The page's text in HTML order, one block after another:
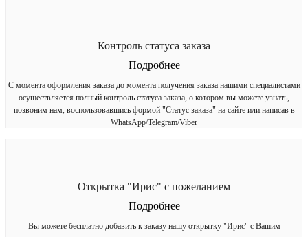
Контроль статуса заказа
Подробнее
С момента оформления заказа до момента получения заказа нашими специалистами
осуществляется полный контроль статуса заказа, о котором вы можете узнать,
позвоним нам, воспользовавшись формой "Статус заказа" на сайте или написав в
WhatsApp/Telegram/Viber
Открытка "Ирис" с пожеланием
Подробнее
Вы можете бесплатно добавить к заказу нашу открытку "Ирис" с Вашим